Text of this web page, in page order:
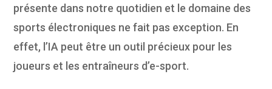
présente dans notre quotidien et le domaine des
sports électroniques ne fait pas exception. En
effet, l’IA peut être un outil précieux pour les
joueurs et les entraîneurs d’e-sport.